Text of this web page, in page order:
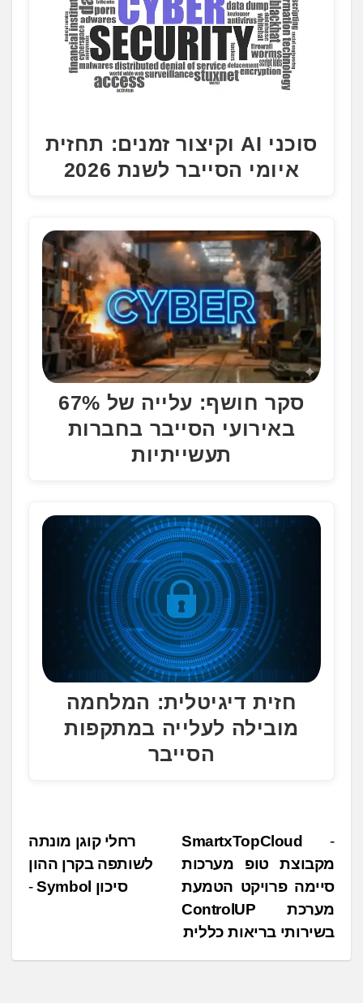
סוכני AI וקיצור זמנים: תחזית
איומי הסייבר לשנת 2026
סקר חושף: עלייה של 67%
באירועי הסייבר בחברות
תעשייתיות
חזית דיגיטלית: המלחמה
מובילה לעלייה במתקפות
הסייבר
נ
י
ו
ו
ט
רחלי קוגן מונתה
לשותפה בקרן ההון
סיכון Symbol
SmartxTopCloud
מקבוצת טופ מערכות
סיימה פרויקט הטמעת
מערכת ControlUP
בשירותי בריאות כללית